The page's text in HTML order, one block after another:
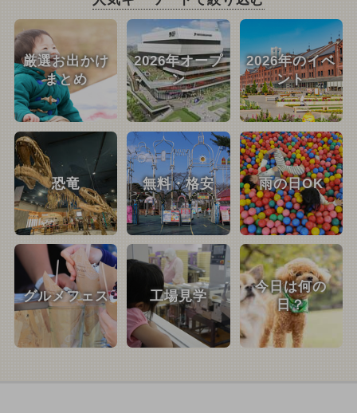
厳選お出かけ
まとめ
2026年オープ
ン
2026年のイベ
ント
恐竜 無料・格安 雨の日OK
グルメフェス 工場見学
今日は何の
日？